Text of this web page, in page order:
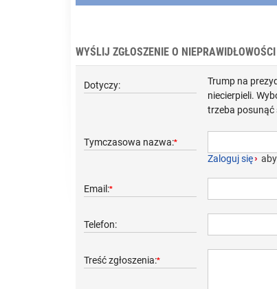
WYŚLIJ ZGŁOSZENIE O NIEPRAWIDŁOWOŚCI
Dotyczy:
Trump na
niecierpieli.
trzeba posunąć
Tymczasowa nazwa:*
Zaloguj się›
Email:*
Telefon:
Treść zgłoszenia:*